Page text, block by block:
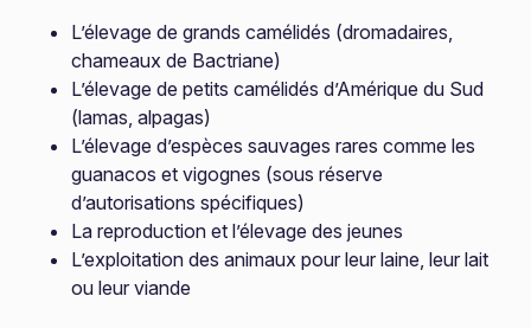
L’élevage de grands camélidés (dromadaires,
chameaux de Bactriane)
L’élevage de petits camélidés d’Amérique du Sud
(lamas, alpagas)
L’élevage d’espèces sauvages rares comme les
guanacos et vigognes (sous réserve
d’autorisations spécifiques)
La reproduction et l’élevage des jeunes
L’exploitation des animaux pour leur laine, leur lait
ou leur viande